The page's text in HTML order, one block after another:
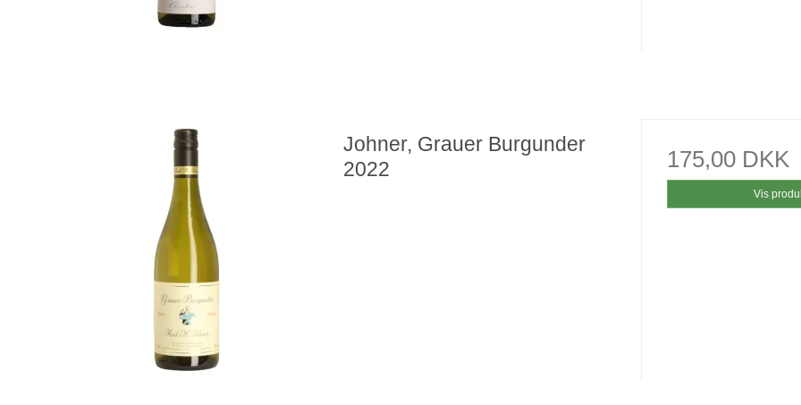
Johner, Grauer Burgunder
2022
175,00 DKK
Vis